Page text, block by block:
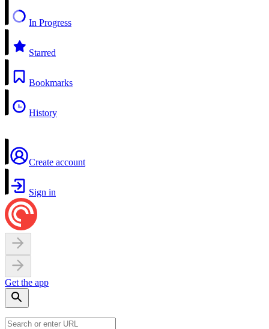
In Progress
Starred
Bookmarks
History
Create account
Sign in
Get the app